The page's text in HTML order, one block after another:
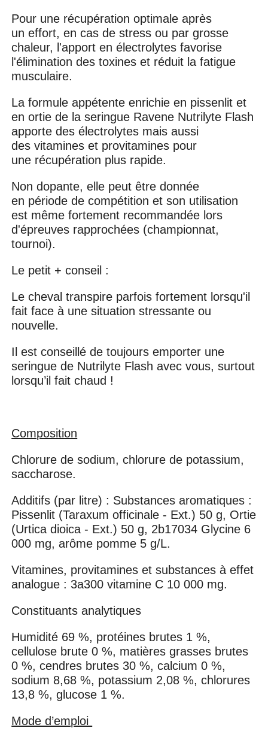
Pour une récupération optimale après
un effort, en cas de stress ou par grosse
chaleur, l'apport en électrolytes favorise
l'élimination des toxines et réduit la fatigue
musculaire.
La formule appétente enrichie en pissenlit et
en ortie de la seringue Ravene Nutrilyte Flash
apporte des électrolytes mais aussi
des vitamines et provitamines pour
une récupération plus rapide.
Non dopante, elle peut être donnée
en période de compétition et son utilisation
est même fortement recommandée lors
d'épreuves rapprochées (championnat,
tournoi).
Le petit + conseil :
Le cheval transpire parfois fortement lorsqu'il
fait face à une situation stressante ou
nouvelle.
Il est conseillé de toujours emporter une
seringue de Nutrilyte Flash avec vous, surtout
lorsqu’il fait chaud !
Composition
Chlorure de sodium, chlorure de potassium,
saccharose.
Additifs (par litre) : Substances aromatiques :
Pissenlit (Taraxum officinale - Ext.) 50 g, Ortie
(Urtica dioica - Ext.) 50 g, 2b17034 Glycine 6
000 mg, arôme pomme 5 g/L.
Vitamines, provitamines et substances à effet
analogue : 3a300 vitamine C 10 000 mg.
Constituants analytiques
Humidité 69 %, protéines brutes 1 %,
cellulose brute 0 %, matières grasses brutes
0 %, cendres brutes 30 %, calcium 0 %,
sodium 8,68 %, potassium 2,08 %, chlorures
13,8 %, glucose 1 %.
Mode d’emploi